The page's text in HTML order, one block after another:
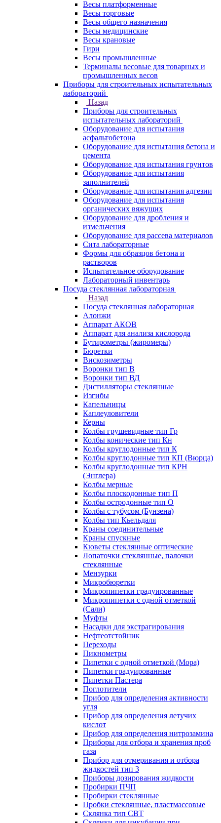
Весы платформенные
Весы торговые
Весы общего назначения
Весы медицинские
Весы крановые
Гири
Весы промышленные
Терминалы весовые для товарных и
промышленных весов
Приборы для строительных испытательных
лабораторий
Назад
Приборы для строительных
испытательных лабораторий
Оборудование для испытания
асфальтобетона
Оборудование для испытания бетона и
цемента
Оборудование для испытания грунтов
Оборудование для испытания
заполнителей
Оборудование для испытания адгезии
Оборудование для испытания
органических вяжущих
Оборудование для дробления и
измельчения
Оборудование для рассева материалов
Сита лабораторные
Формы для образцов бетона и
растворов
Испытательное оборудование
Лабораторный инвентарь
Посуда стеклянная лабораторная
Назад
Посуда стеклянная лабораторная
Алонжи
Аппарат АКОВ
Аппарат для анализа кислорода
Бутирометры (жиромеры)
Бюретки
Вискозиметры
Воронки тип В
Воронки тип ВД
Дистилляторы стеклянные
Изгибы
Капельницы
Каплеуловители
Керны
Колбы грушевидные тип Гр
Колбы конические тип Кн
Колбы круглодонные тип К
Колбы круглодонные тип КП (Вюрца)
Колбы круглодонные тип КРН
(Энглера)
Колбы мерные
Колбы плоскодонные тип П
Колбы остродонные тип О
Колбы с тубусом (Бунзена)
Колбы тип Кьельдаля
Краны соединительные
Краны спускные
Кюветы стеклянные оптические
Лопаточки стеклянные, палочки
стеклянные
Мензурки
Микробюретки
Микропипетки градуированные
Микропипетки с одной отметкой
(Сали)
Муфты
Насадки для экстрагирования
Нефтеотстойник
Переходы
Пикнометры
Пипетки с одной отметкой (Мора)
Пипетки градуированные
Пипетки Пастера
Поглотители
Прибор для определения активности
угля
Прибор для определения летучих
кислот
Прибор для определения нитрозамина
Приборы для отбора и хранения проб
газа
Прибор для отмеривания и отбора
жидкостей тип 3
Приборы дозирования жидкости
Пробирки ПЧП
Пробирки стеклянные
Пробки стеклянные, пластмассовые
Склянка тип СВТ